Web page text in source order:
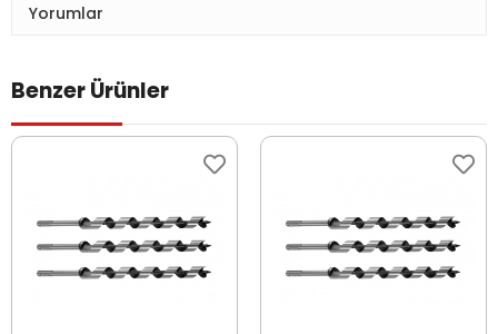
Yorumlar
Benzer Ürünler